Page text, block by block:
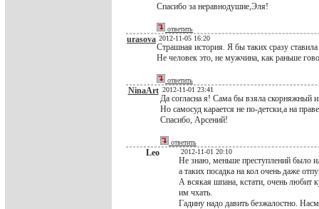
Спасибо за неравнодушие,Эля!
ответить
urasova 2012-11-05 16:20
Страшная история. Я бы таких сразу ставила
Не человек это, не мужчина, как раньше
ответить
NinaArt 2012-11-01 23:41
Да согласна я! Сама бы взяла скорняжный
Но самосуд карается не по-детски,а на
Спасибо, Арсений!
ответить
Leo 2012-11-01 20:10
Не знаю, меньше преступлений было
а таких посадка на кол очень даже
А всякая шпана, кстати, очень любит
им чхать.
Гадину надо давить безжалостно.